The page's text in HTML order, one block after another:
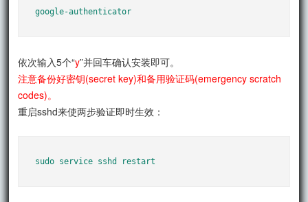
google-authenticator
依次输入5个“y”并回车确认安装即可。
注意备份好密钥(secret key)和备用验证码(emergency scratch
codes)。
重启sshd来使两步验证即时生效：
sudo service sshd restart